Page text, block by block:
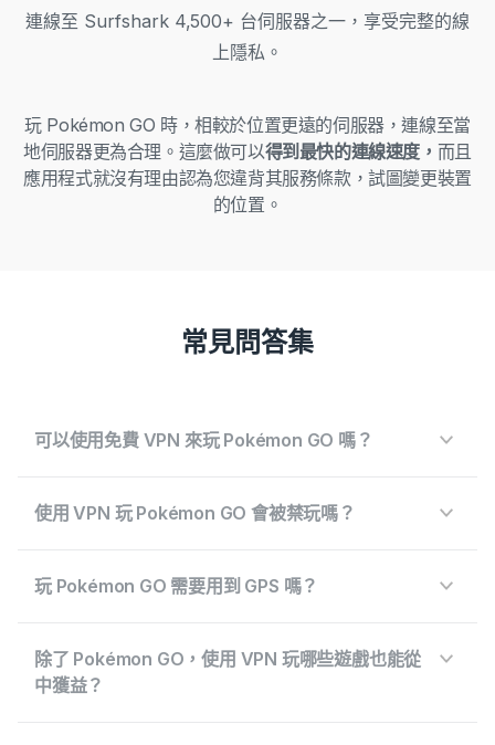
連線至 Surfshark 4,500+ 台伺服器之一，享受完整的線
上隱私。
玩 Pokémon GO 時，相較於位置更遠的伺服器，連線至當
地伺服器更為合理。 這麼做可以得到最快的連線速度， 而且
應用程式就沒有理由認為您違背其服務條款，試圖變更裝置
的位置。
常見問答集
可以使用免費 VPN 來玩 Pokémon GO 嗎？
使用 VPN 玩 Pokémon GO 會被禁玩嗎？
玩 Pokémon GO 需要用到 GPS 嗎？
除了 Pokémon GO，使用 VPN 玩哪些遊戲也能從
中獲益？